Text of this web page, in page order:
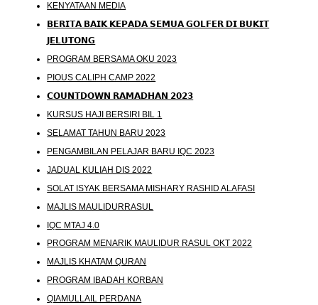
KENYATAAN MEDIA
𝗕𝗘𝗥𝗜𝗧𝗔 𝗕𝗔𝗜𝗞 𝗞𝗘𝗣𝗔𝗗𝗔 𝗦𝗘𝗠𝗨𝗔 𝗚𝗢𝗟𝗙𝗘𝗥 𝗗𝗜 𝗕𝗨𝗞𝗜𝗧
𝗝𝗘𝗟𝗨𝗧𝗢𝗡𝗚
PROGRAM BERSAMA OKU 2023
PIOUS CALIPH CAMP 2022
𝗖𝗢𝗨𝗡𝗧𝗗𝗢𝗪𝗡 𝗥𝗔𝗠𝗔𝗗𝗛𝗔𝗡 𝟮𝟬𝟮𝟯
KURSUS HAJI BERSIRI BIL 1
SELAMAT TAHUN BARU 2023
PENGAMBILAN PELAJAR BARU IQC 2023
JADUAL KULIAH DIS 2022
SOLAT ISYAK BERSAMA MISHARY RASHID ALAFASI
MAJLIS MAULIDURRASUL
IQC MTAJ 4.0
PROGRAM MENARIK MAULIDUR RASUL OKT 2022
MAJLIS KHATAM QURAN
PROGRAM IBADAH KORBAN
QIAMULLAIL PERDANA